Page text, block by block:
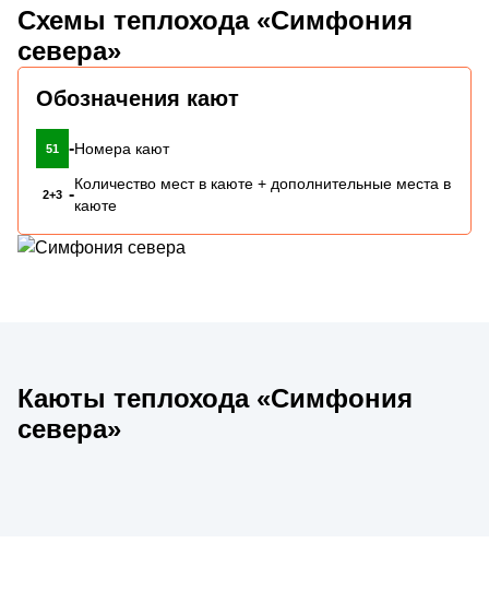
Схемы теплохода «Симфония
севера»
Обозначения кают
51 -Номера кают
2+3 -
Количество мест в каюте + дополнительные места в
каюте
Каюты теплохода «Симфония
севера»